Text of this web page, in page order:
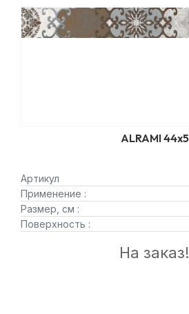
ALRAMI 44x5
Артикул
Применение :
Размер, см :
Поверхность :
На заказ!